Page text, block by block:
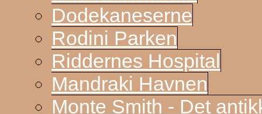
Dodekaneserne
Rodini Parken
Riddernes Hospital
Mandraki Havnen
Monte Smith - Det